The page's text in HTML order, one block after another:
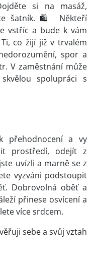
si na masáž,
šatník. 🛍️ Někteří
vstříc a bude k vám
co žijí již v trvalém
spor a
V zaměstnání může
spolupráci s
přehodnocení a vy
prostředí, odejít z
uvízli a marně se z
vyzváni podstoupit
Dobrovolná oběť a
přinese osvícení a
více srdcem.
sebe a svůj vztah